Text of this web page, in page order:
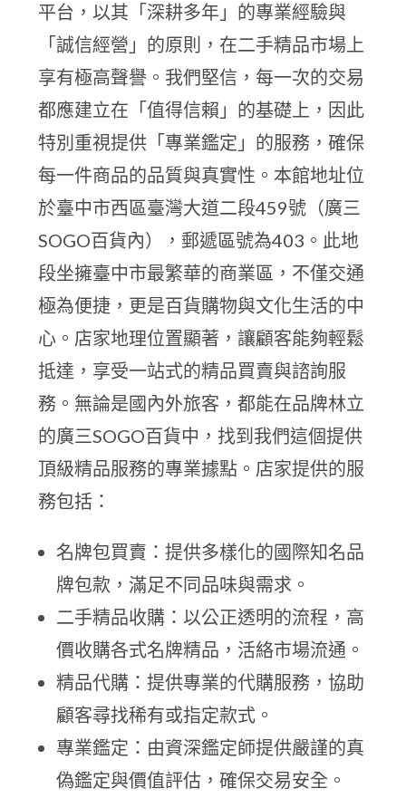
平台，以其「深耕多年」的專業經驗與
「誠信經營」的原則，在二手精品市場上
享有極高聲譽。我們堅信，每一次的交易
都應建立在「值得信賴」的基礎上，因此
特別重視提供「專業鑑定」的服務，確保
每一件商品的品質與真實性。本館地址位
於臺中市西區臺灣大道二段459號（廣三
SOGO百貨內），郵遞區號為403。此地
段坐擁臺中市最繁華的商業區，不僅交通
極為便捷，更是百貨購物與文化生活的中
心。店家地理位置顯著，讓顧客能夠輕鬆
抵達，享受一站式的精品買賣與諮詢服
務。無論是國內外旅客，都能在品牌林立
的廣三SOGO百貨中，找到我們這個提供
頂級精品服務的專業據點。店家提供的服
務包括：
名牌包買賣：提供多樣化的國際知名品
牌包款，滿足不同品味與需求。
二手精品收購：以公正透明的流程，高
價收購各式名牌精品，活絡市場流通。
精品代購：提供專業的代購服務，協助
顧客尋找稀有或指定款式。
專業鑑定：由資深鑑定師提供嚴謹的真
偽鑑定與價值評估，確保交易安全。